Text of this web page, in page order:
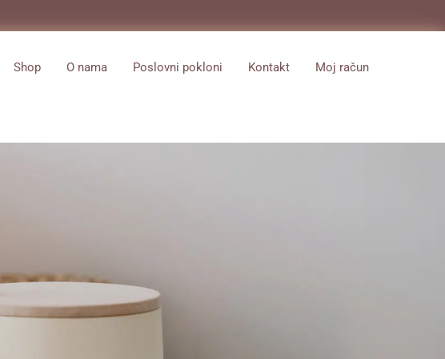
Shop O nama Poslovni pokloni Kontakt Moj račun